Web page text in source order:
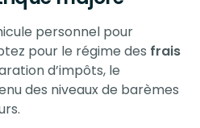
personnel pour
pour le régime des frais
d’impôts, le
des niveaux de barèmes